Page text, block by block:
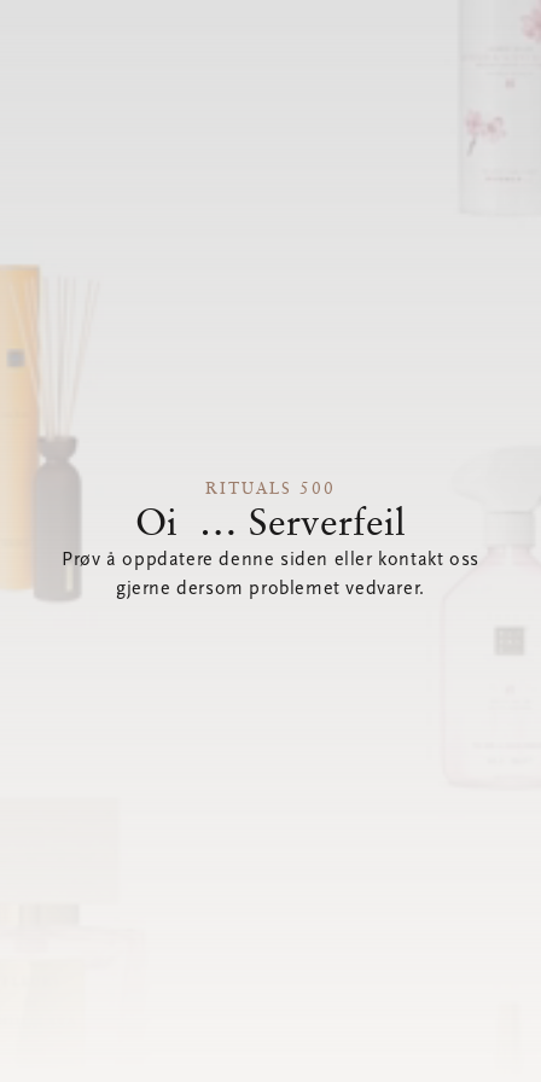
RITUALS 500
Oi … Serverfeil
Prøv å oppdatere denne siden eller kontakt oss
gjerne dersom problemet vedvarer.